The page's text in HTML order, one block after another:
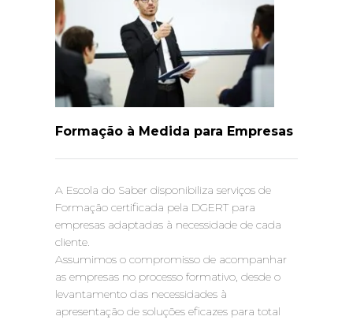
Formação à Medida para Empresas
A Escola do Saber disponibiliza serviços de
Formação certificada pela DGERT para
empresas adaptadas à necessidade de cada
cliente.
Assumimos o compromisso de acompanhar
as empresas no processo formativo, desde o
levantamento das necessidades à
apresentação de soluções eficazes para total